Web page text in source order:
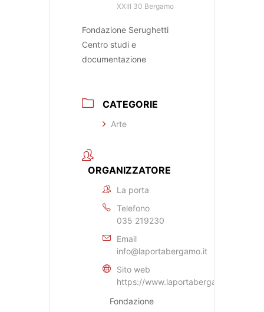
XXIII 30 Bergamo
Fondazione Serughetti
Centro studi e
documentazione
CATEGORIE
Arte
ORGANIZZATORE
La porta
Telefono
035 219230
Email
info@laportabergamo.it
Sito web
https://www.laportabergamo.it
Fondazione